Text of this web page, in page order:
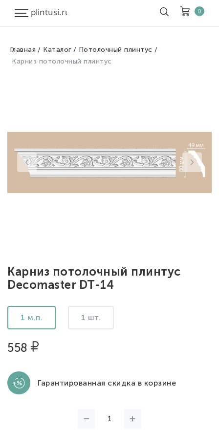
Корзина
0
Главная Каталог
Потолочный плинтус
Карниз потолочный плинтус
Карниз потолочный плинтус
Decomaster DT-14
1 м.п. 1 шт.
558
Гарантированная скидка в корзине